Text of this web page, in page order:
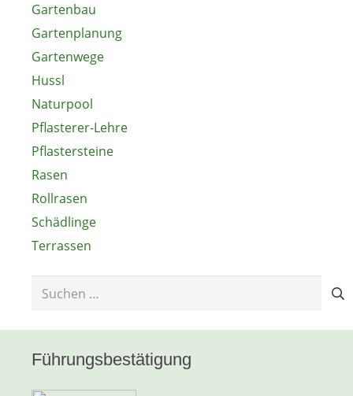
Gartenbau
Gartenplanung
Gartenwege
Hussl
Naturpool
Pflasterer-Lehre
Pflastersteine
Rasen
Rollrasen
Schädlinge
Terrassen
Suchen
Führungsbestätigung